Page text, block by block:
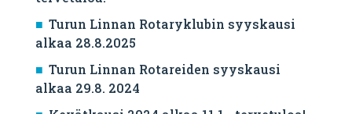
Turun Linnan Rotaryklubin syyskausi
alkaa 28.8.2025
Turun Linnan Rotareiden syyskausi
alkaa 29.8. 2024